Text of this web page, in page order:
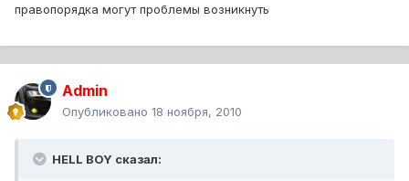
правопорядка могут проблемы возникнуть
Admin
Опубликовано 18 ноября, 2010
HELL BOY сказал: